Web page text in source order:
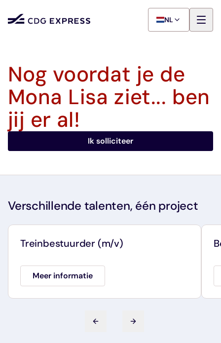
NL
Nog voordat je de
Mona Lisa ziet... ben
jij er al!
Ik solliciteer
Verschillende talenten, één project
Vorige dia Volgende dia
Treinbestuurder (m/v)
Meer informatie